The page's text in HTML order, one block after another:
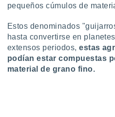
para
ni para
o
aunque
no
pequeños cúmulos de
Estos denominados
hasta convertirse en
extensos periodos, estas
podían estar compuestas
material de grano fino.